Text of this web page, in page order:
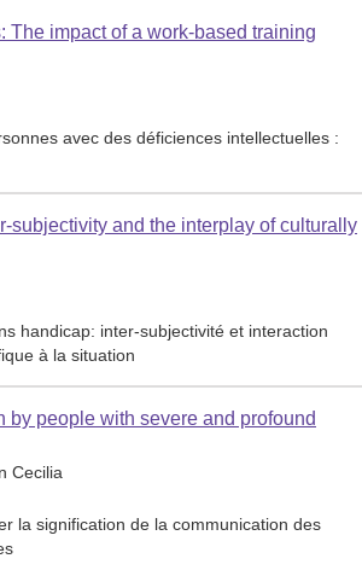
impact of a work-based training
avec des déficiences intellectuelles :
subjectivity and the interplay of culturally
handicap: inter-subjectivité et interaction
à la situation
by people with severe and profound
Cecilia
la signification de la communication des